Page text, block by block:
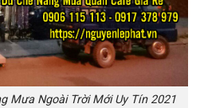
Mưa Ngoài Trời Mới Uy Tín 2021